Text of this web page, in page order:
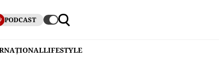
PODCAST
LIFESTYLE